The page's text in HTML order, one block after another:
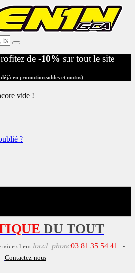
Ex:
Casque,
filtre
air,
Fox,
...
de -10% sur tout le site
en promotion,soldes et motos)
vide !
?
DU TOUT
client local_phone03 81 35 54 41
-
Contactez-nous